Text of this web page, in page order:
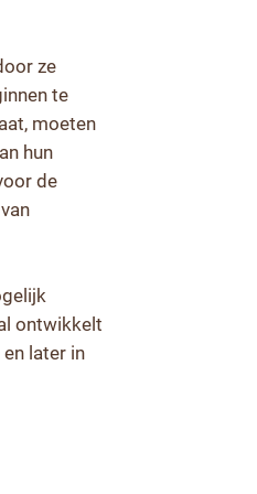
ze
te
moeten
hun
de
ontwikkelt
later in